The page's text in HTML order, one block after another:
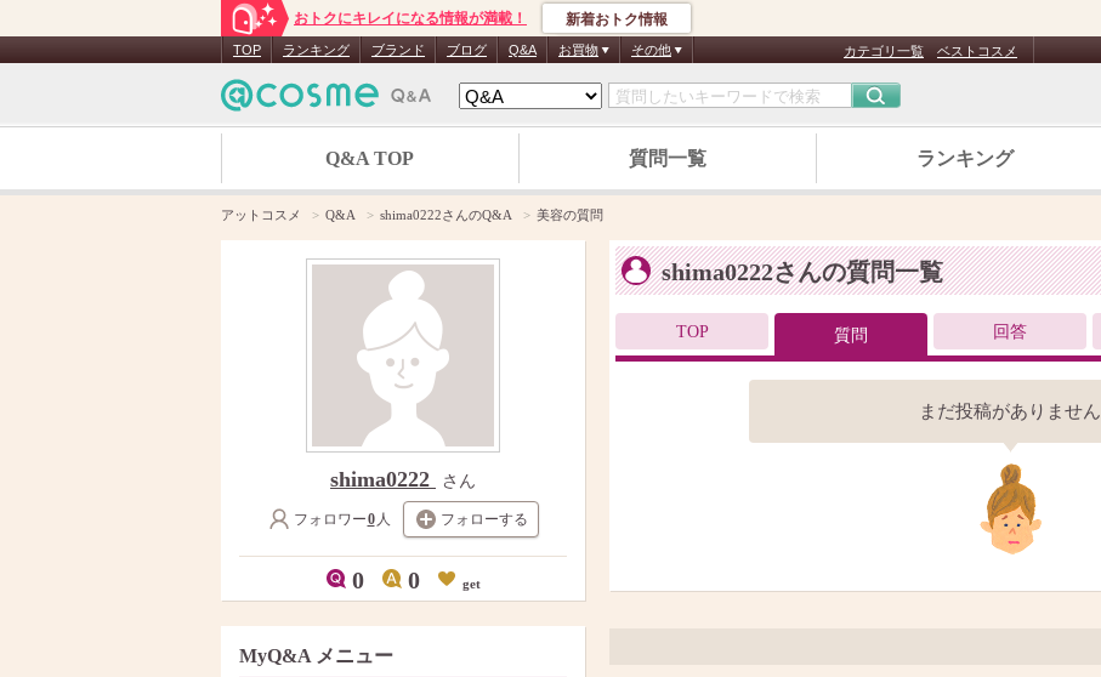
おトクにキレイになる情報が満載！ 新着おトク情報
TOP ランキング ブランド ブログ Q&A お買物 その他 カテゴリ一覧 ベストコスメ
Q&A TOP 質問一覧 ランキング
アットコスメ Q&A shima0222さんのQ&A 美容の質問
shima0222さんの質問一覧
TOP 質問 回答
まだ投稿がありません
shima0222 さん
フォロワー0 人 フォローする
0 0 get
MyQ&A メニュー